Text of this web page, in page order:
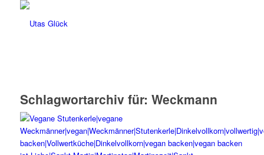
Schlagwortarchiv für: Weckmann